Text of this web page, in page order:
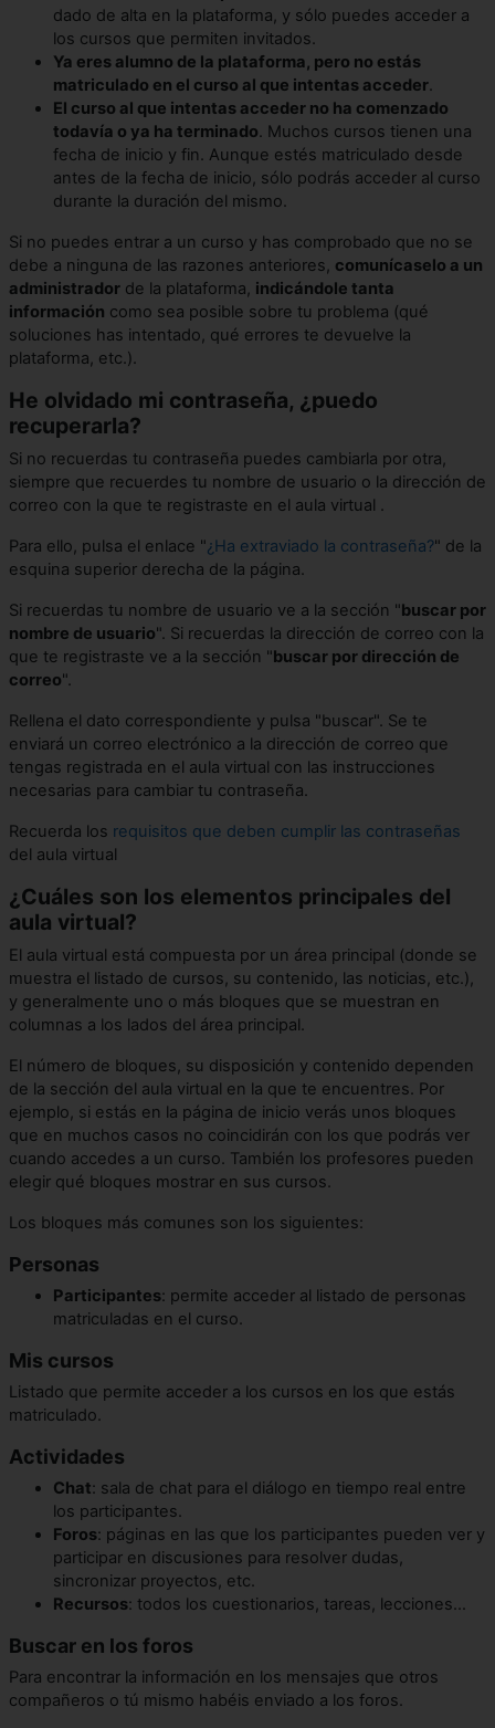
dado de alta en la plataforma, y sólo puedes acceder a
los cursos que permiten invitados.
Ya eres alumno de la plataforma, pero no estás
matriculado en el curso al que intentas acceder.
El curso al que intentas acceder no ha comenzado
todavía o ya ha terminado. Muchos cursos tienen una
fecha de inicio y fin. Aunque estés matriculado desde
antes de la fecha de inicio, sólo podrás acceder al curso
durante la duración del mismo.
Si no puedes entrar a un curso y has comprobado que no se
debe a ninguna de las razones anteriores, comunícaselo a un
administrador de la plataforma, indicándole tanta
información como sea posible sobre tu problema (qué
soluciones has intentado, qué errores te devuelve la
plataforma, etc.).
He olvidado mi contraseña, ¿puedo
recuperarla?
Si no recuerdas tu contraseña puedes cambiarla por otra,
siempre que recuerdes tu nombre de usuario o la dirección de
correo con la que te registraste en el aula virtual .
Para ello, pulsa el enlace "¿Ha extraviado la contraseña?" de la
esquina superior derecha de la página.
Si recuerdas tu nombre de usuario ve a la sección "buscar por
nombre de usuario". Si recuerdas la dirección de correo con la
que te registraste ve a la sección "buscar por dirección de
correo".
Rellena el dato correspondiente y pulsa "buscar". Se te
enviará un correo electrónico a la dirección de correo que
tengas registrada en el aula virtual con las instrucciones
necesarias para cambiar tu contraseña.
Recuerda los requisitos que deben cumplir las contraseñas
del aula virtual
¿Cuáles son los elementos principales del
aula virtual?
El aula virtual está compuesta por un área principal (donde se
muestra el listado de cursos, su contenido, las noticias, etc.),
y generalmente uno o más bloques que se muestran en
columnas a los lados del área principal.
El número de bloques, su disposición y contenido dependen
de la sección del aula virtual en la que te encuentres. Por
ejemplo, si estás en la página de inicio verás unos bloques
que en muchos casos no coincidirán con los que podrás ver
cuando accedes a un curso. También los profesores pueden
elegir qué bloques mostrar en sus cursos.
Los bloques más comunes son los siguientes:
Personas
Participantes: permite acceder al listado de personas
matriculadas en el curso.
Mis cursos
Listado que permite acceder a los cursos en los que estás
matriculado.
Actividades
Chat: sala de chat para el diálogo en tiempo real entre
los participantes.
Foros: páginas en las que los participantes pueden ver y
participar en discusiones para resolver dudas,
sincronizar proyectos, etc.
Recursos: todos los cuestionarios, tareas, lecciones...
Buscar en los foros
Para encontrar la información en los mensajes que otros
compañeros o tú mismo habéis enviado a los foros.